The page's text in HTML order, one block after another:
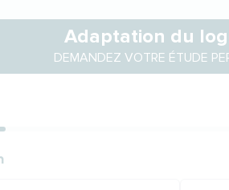
Adaptation du
DEMANDEZ VOTRE ÉTUDE